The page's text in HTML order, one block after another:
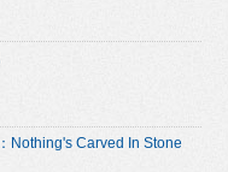
Nothing's Carved In Stone